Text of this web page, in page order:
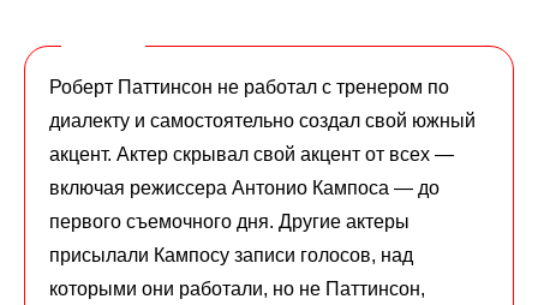
Роберт Паттинсон не работал с тренером по
диалекту и самостоятельно создал свой южный
акцент. Актер скрывал свой акцент от всех —
включая режиссера Антонио Кампоса — до
первого съемочного дня. Другие актеры
присылали Кампосу записи голосов, над
которыми они работали, но не Паттинсон,